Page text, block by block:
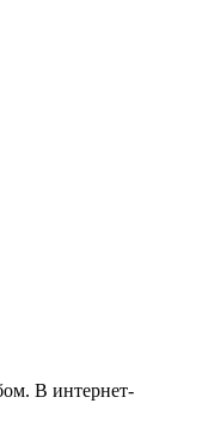
В интернет-